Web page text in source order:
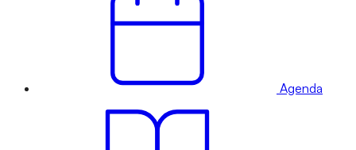
Agenda